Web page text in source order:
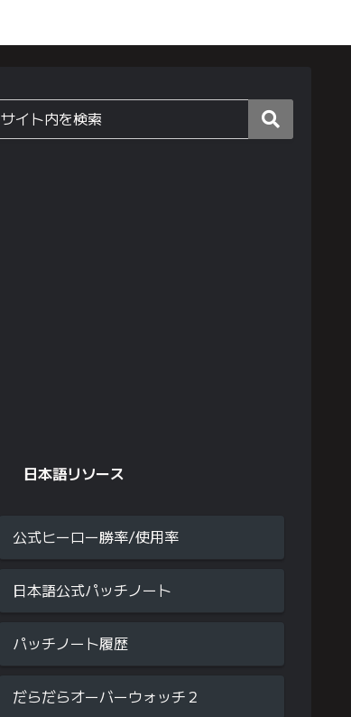
日本語リソース
公式ヒーロー勝率/使用率
日本語公式パッチノート
パッチノート履歴
だらだらオーバーウォッチ２